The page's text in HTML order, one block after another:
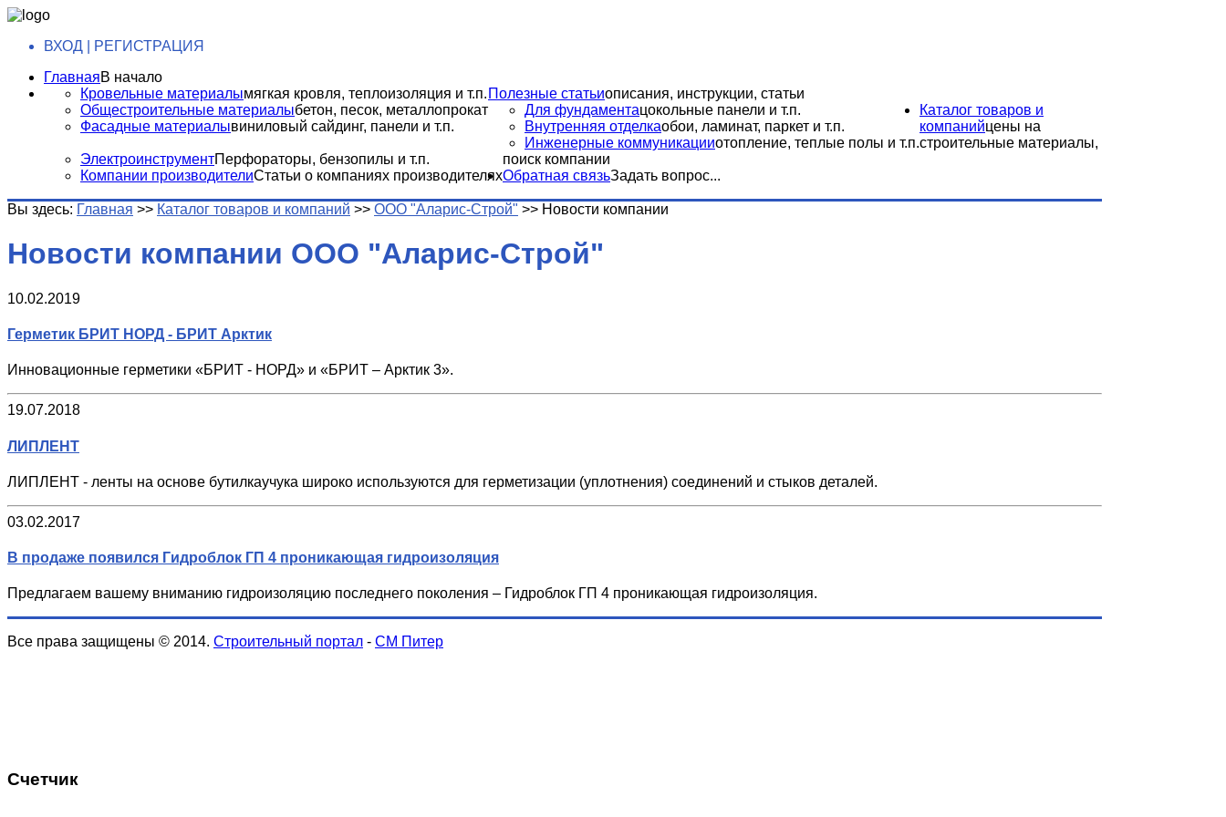
ВХОД | РЕГИСТРАЦИЯ
ГлавнаяВ начало
Полезные статьиописания, инструкции, статьи
Кровельные материалымягкая кровля, теплоизоляция и т.п.
Общестроительные материалыбетон, песок, металлопрокат
Фасадные материалывиниловый сайдинг, панели и т.п.
Для фундаментацокольные панели и т.п.
Внутренняя отделкаобои, ламинат, паркет и т.п.
Инженерные коммуникацииотопление, теплые полы и т.п.
ЭлектроинструментПерфораторы, бензопилы и т.п.
Компании производителиСтатьи о компаниях производителях
Каталог товаров и
компанийцены на
строительные материалы,
поиск компании
Обратная связьЗадать вопрос...
Вы здесь: Главная >> Каталог товаров и компаний >> ООО "Аларис-Строй" >> Новости компании
Новости компании ООО "Аларис-Строй"
10.02.2019
Герметик БРИТ НОРД - БРИТ Арктик
Инновационные герметики «БРИТ - НОРД» и «БРИТ – Арктик 3».
19.07.2018
ЛИПЛЕНТ
ЛИПЛЕНТ - ленты на основе бутилкаучука широко используются для герметизации (уплотнения) соединений и стыков деталей.
03.02.2017
В продаже появился Гидроблок ГП 4 проникающая гидроизоляция
Предлагаем вашему вниманию гидроизоляцию последнего поколения – Гидроблок ГП 4 проникающая гидроизоляция.
Все права защищены © 2014. Строительный портал - СМ Питер
Счетчик